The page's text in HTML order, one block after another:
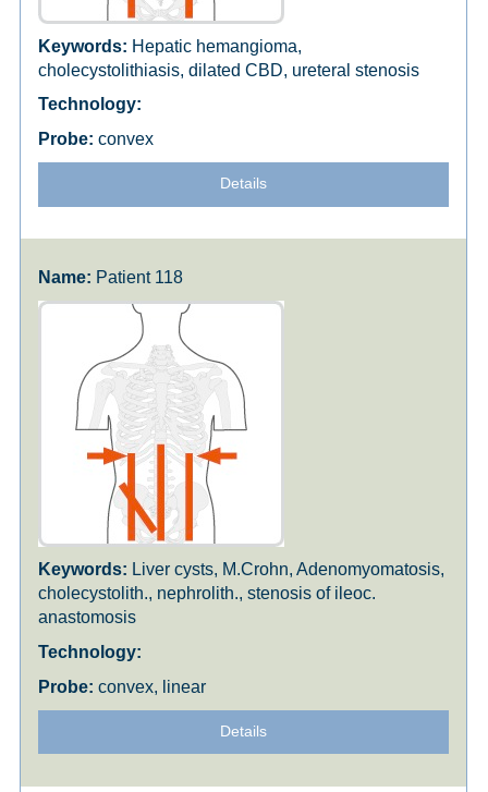
Hepatic hemangioma,
cholecystolithiasis, dilated CBD, ureteral stenosis
convex
Details
Patient 118
Liver cysts, M.Crohn, Adenomyomatosis,
cholecystolith., nephrolith., stenosis of ileoc.
anastomosis
convex, linear
Details